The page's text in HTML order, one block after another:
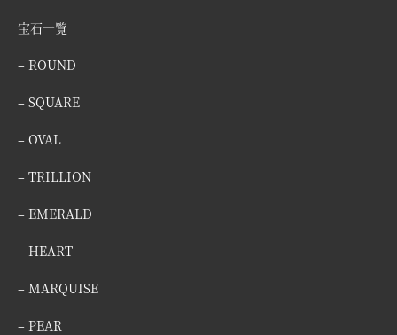
宝石一覧
– ROUND
– SQUARE
– OVAL
– TRILLION
– EMERALD
– HEART
– MARQUISE
– PEAR